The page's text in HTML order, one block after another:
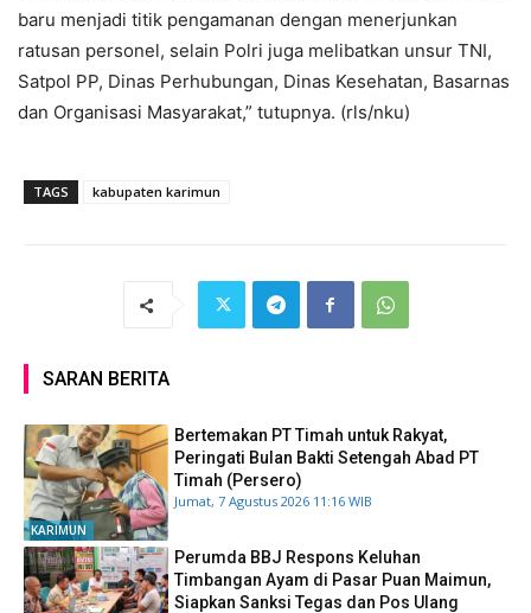
baru menjadi titik pengamanan dengan menerjunkan
ratusan personel, selain Polri juga melibatkan unsur TNI,
Satpol PP, Dinas Perhubungan, Dinas Kesehatan, Basarnas
dan Organisasi Masyarakat,” tutupnya. (rls/nku)
TAGS kabupaten karimun
SARAN BERITA
KARIMUN
Bertemakan PT Timah untuk Rakyat,
Peringati Bulan Bakti Setengah Abad PT
Timah (Persero)
Jumat, 7 Agustus 2026 11:16 WIB
Perumda BBJ Respons Keluhan
Timbangan Ayam di Pasar Puan Maimun,
Siapkan Sanksi Tegas dan Pos Ulang